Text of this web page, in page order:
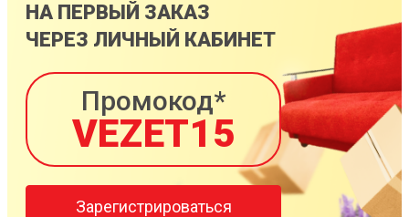
НА ПЕРВЫЙ ЗАКАЗ
ЧЕРЕЗ ЛИЧНЫЙ КАБИНЕТ
Промокод*
VEZET15
Зарегистрироваться